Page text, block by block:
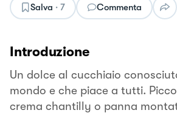
Salva · 7 Commenta
Introduzione
Un dolce al cucchiaio
mondo e che piace a tutti.
crema chantilly o panna